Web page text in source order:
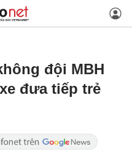
đội MBH
đưa tiếp trẻ